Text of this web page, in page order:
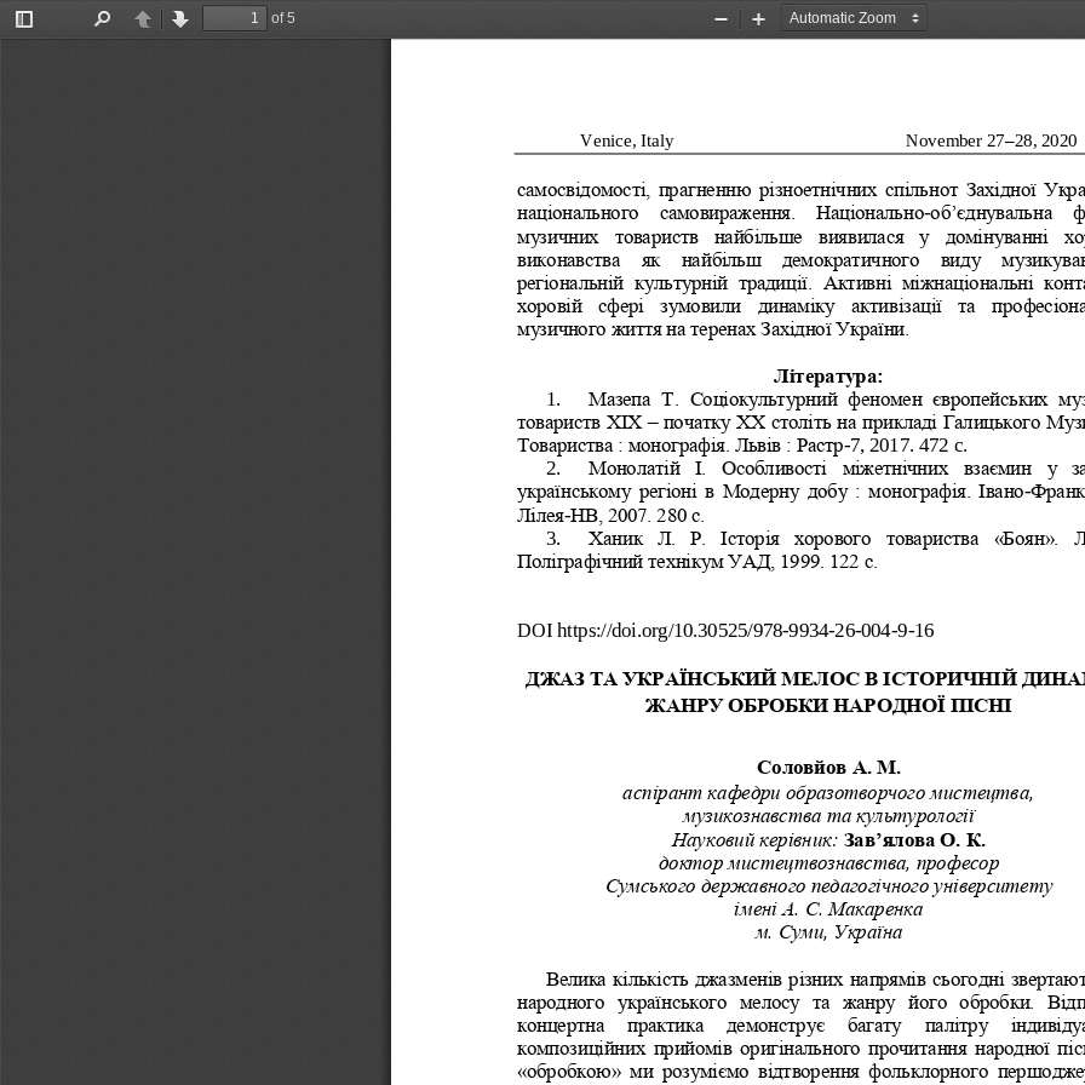
Toggle
PreviousNext
of 5
Zoom
Zoom
Venice, Italy November 27–28, 2020
самосвідомості, прагненню різноетнічних спільнот Західної
національного  самовираження.  Національно-об’єднувальна
музичних  товариств  найбільше  виявилася  у  домінуванні
виконавства  як  найбільш  демократичного  виду
регіональній  культурній  традиції.  Активні  міжнаціональні
хоровій  сфері  зумовили  динаміку  активізації  та  пр
музичного життя на теренах Західної України.
Література:
1.
Мазепа  Т.  Соціокультурний  феномен  європейських
товариств XIX – початку XX століть на прикладі Галицького
Товариства : монографія. Львів : Растр-7, 2017. 472 c.
2.
Монолатій  І.  Особливості  міжетнічних  взаємин  у
українському регіоні в Модерну добу : монографія. Івано-
Лілея-НВ, 2007. 280 с.
3.
Ханик  Л.  Р.  Історія  хорового  товариства «Боян».
Поліграфічний технікум УАД, 1999. 122 с.
DOI https://doi.org/10.30525/978-9934-26-004-9-16
ДЖАЗ ТА УКРАЇНСЬКИЙ МЕЛОС В ІСТОРИЧНІЙ Д
ЖАНРУ ОБРОБКИ НАРОДНОЇ ПІСНІ
Соловйов А. М.
аспірант кафедри образотворчого мистецтва,
музикознавства та культурології
Науковий керівник: Зав’ялова О. К.
доктор мистецтвознавства, професор
Сумського державного педагогічного університету
імені А. С. Макаренка
м. Суми, Україна
Велика кількість джазменів різних напрямів сьогодні
народного  українського  мелосу  та  жанру  його  обробки.
концертна   практика   демонструє   багату   палітру
композиційних прийомів оригінального прочитання народної
«обробкою» ми  розуміємо  відтворення  фольклорного